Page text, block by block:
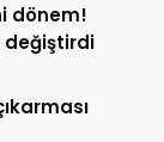
dönem!
değiştirdi